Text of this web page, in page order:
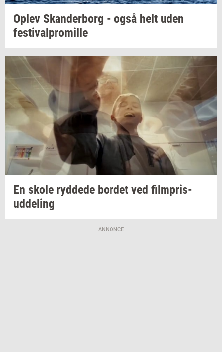
Oplev Skan­der­borg - også helt uden
festi­val­pro­mil­le
En skole ryd­de­de bor­det ved filmpris-​
uddeling
ANNONCE